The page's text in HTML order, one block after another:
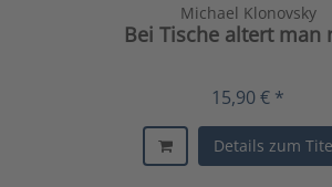
Michael Klonovsky
Bei Tische altert man
15,90 € *
Details zum